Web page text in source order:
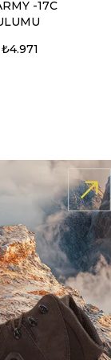
-17C
₺4.971
Kaz
Uyku
₺18.850